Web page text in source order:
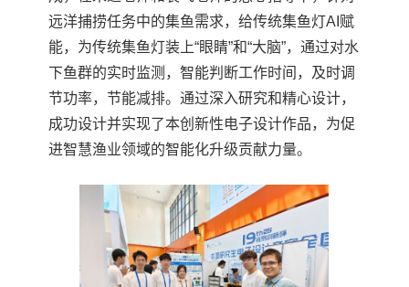
远洋捕捞任务中的集鱼需求，给传统集鱼灯AI 赋
能，为传统集鱼灯装上“眼睛”和“大脑”，通过对水
下鱼群的实时监测，智能判断工作时间，及时调
节功率，节能减排。通过深入研究和精心设计，
成功设计并实现了本创新性电子设计作品，为促
进智慧渔业领域的智能化升级贡献力量。